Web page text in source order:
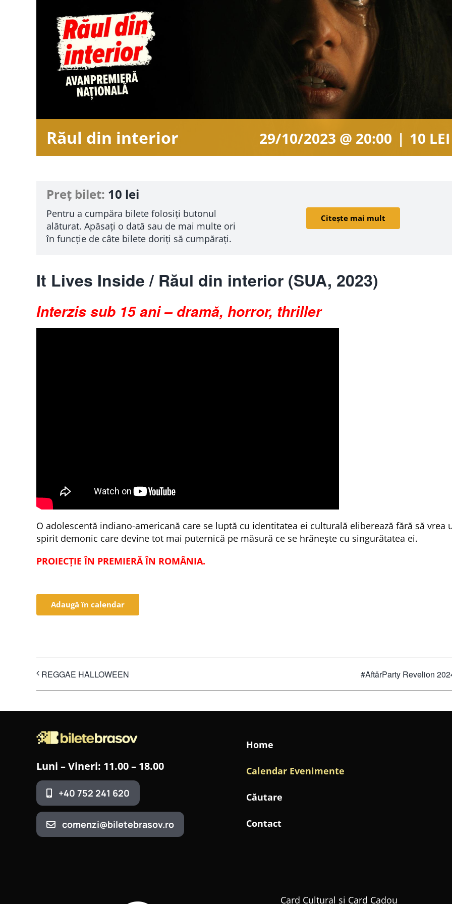
Răul din interior 29/10/2023 @ 20:00 | 10 LEI
Preț bilet: 10 lei
Pentru a cumpăra bilete folosiți butonul
alăturat. Apăsați o dată sau de mai multe ori
în funcție de câte bilete doriți să cumpărați.
Citește mai mult
It Lives Inside / Răul din interior(SUA, 2023)
Interzis sub 15 ani–dramă, horror, thriller
O adolescentă indiano-americană care se luptă cu identitatea ei culturală eliberează fără să vrea
spirit demonic care devine tot mai puternică pe măsură ce se hrănește cu singurătatea ei.
PROIECȚIE ÎN PREMIERĂ ÎN ROMÂNIA.
Adaugă în calendar
REGGAE HALLOWEEN #AftărParty Revelion
Luni – Vineri: 11.00 – 18.00
+40 752 241 620
comenzi@biletebrasov.ro
Home
Calendar Evenimente
Căutare
Contact
Card Cultural și Card Cadou